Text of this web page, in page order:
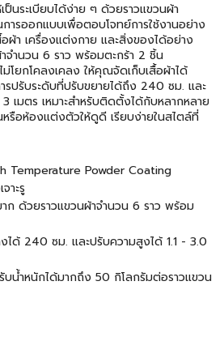
ป็นระเบียบได้ง่าย ๆ ด้วยราวแขวนผ้า
รออกแบบเพื่อตอบโจทย์การใช้งานอย่าง
ผ้า เครื่องแต่งกาย และสิ่งของได้อย่าง
จำนวน 6 ราว พร้อมตะกร้า 2 ชิ้น
โยกโคลงเคลง ให้คุณจัดเก็บเสื้อผ้าได้
รปรับระดับที่ปรับขยายได้ถึง 240 ซม. และ
เมตร เหมาะสำหรับติดตั้งได้กับหลากหลาย
อห้องแต่งตัวให้ดูดี เรียบง่ายในสไตล์ที่
Temperature Powder Coating
าะรู
ก ด้วยราวแขวนผ้าจำนวน 6 ราว พร้อม
ได้ 240 ซม. และปรับความสูงได้ 1.1 - 3.0
บน้ำหนักได้มากถึง 50 กิโลกรัมต่อราวแขวน